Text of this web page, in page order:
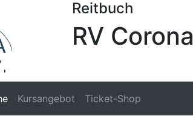
Reitbuch
RV Corona
Kursangebot Ticket-Shop